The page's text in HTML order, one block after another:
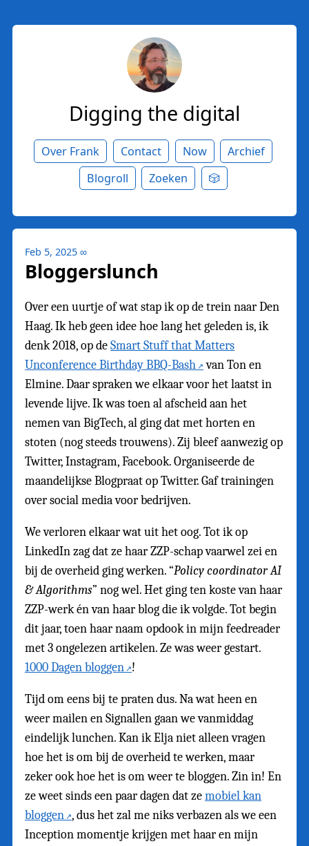
Digging the digital
Over Frank Contact Now
Archief
Blogroll
Zoeken 🎲
Feb 5, 2025 ∞
Bloggerslunch
Over een uurtje of wat stap ik op de trein naar Den
Haag. Ik heb geen idee hoe lang het geleden is, ik
denk 2018, op deSmart Stuff that Matters
Unconference Birthday BBQ-Bash
van Ton en
Elmine. Daar spraken we elkaar voor het laatst in
levende lijve. Ik was toen al afscheid aan het
nemen van BigTech, al ging dat met horten en
stoten (nog steeds trouwens). Zij bleef aanwezig op
Twitter, Instagram, Facebook. Organiseerde de
maandelijkse Blogpraat op Twitter. Gaf trainingen
over social media voor bedrijven.
We verloren elkaar wat uit het oog. Tot ik op
LinkedIn zag dat ze haar ZZP-schap vaarwel zei en
bij de overheid ging werken. “Policy coordinator AI
& Algorithms” nog wel. Het ging ten koste van haar
ZZP-werk én van haar blog die ik volgde. Tot begin
dit jaar, toen haar naam opdook in mijn feedreader
met 3 ongelezen artikelen. Ze was weer gestart.
1000 Dagen bloggen !
Tijd om eens bij te praten dus. Na wat heen en
weer mailen en Signallen gaan we vanmiddag
eindelijk lunchen. Kan ik Elja niet alleen vragen
hoe het is om bij de overheid te werken, maar
zeker ook hoe het is om weer te bloggen. Zin in! En
ze weet sinds een paar dagen dat zemobiel kan
bloggen , dus het zal me niks verbazen als we een
Inception momentje krijgen met haar en mijn